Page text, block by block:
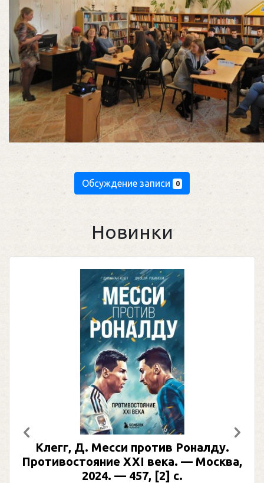
Обсуждение записи 0
Новинки
Д. Месси против Роналду.
XXI века. — Москва,
2024. — 457, [2] с.
Предыдущий